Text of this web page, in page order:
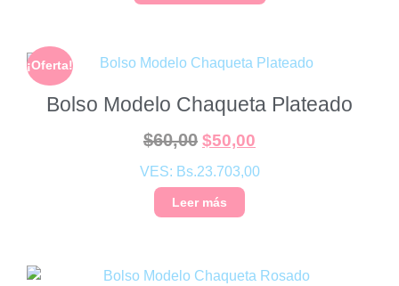
¡Oferta!
Bolso Modelo Chaqueta Plateado
$60,00 $50,00
VES: Bs.23.703,00
Leer más